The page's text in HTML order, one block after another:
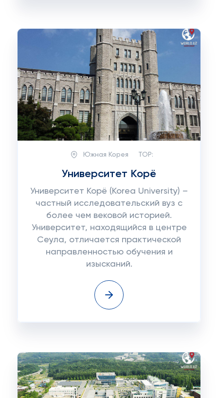
Южная Корея TOP:
Университет Корё
Университет Корё (Korea University) –
частный исследовательский вуз с
более чем вековой историей.
Университет, находящийся в центре
Сеула, отличается практической
направленностью обучения и
изысканий.